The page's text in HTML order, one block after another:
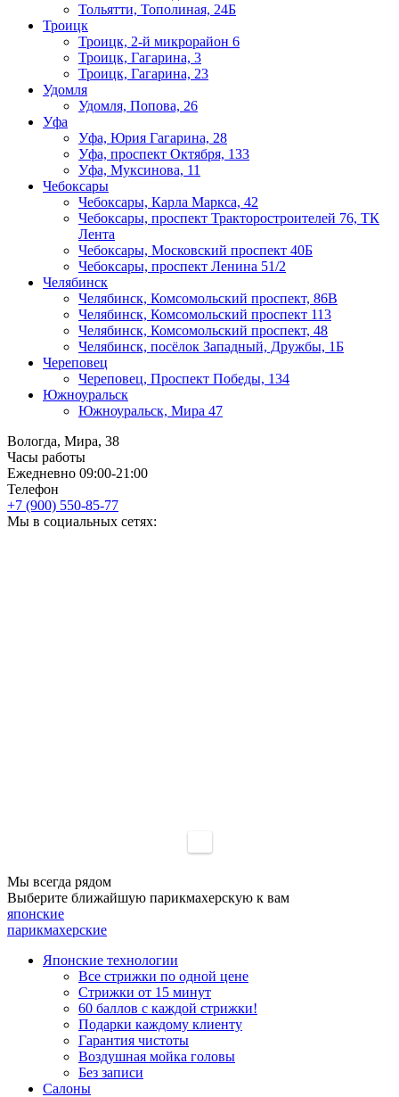
Тольятти, Тополиная, 24Б
Троицк
Троицк, 2-й микрорайон 6
Троицк, Гагарина, 3
Троицк, Гагарина, 23
Удомля
Удомля, Попова, 26
Уфа
Уфа, Юрия Гагарина, 28
Уфа, проспект Октября, 133
Уфа, Муксинова, 11
Чебоксары
Чебоксары, Карла Маркса, 42
Чебоксары, проспект Тракторостроителей 76, ТК
Лента
Чебоксары, Московский проспект 40Б
Чебоксары, ​проспект Ленина 51/2
Челябинск
Челябинск, Комсомольский проспект, 86В
Челябинск, Комсомольский проспект 113
Челябинск, Комсомольский проспект, 48
Челябинск, посёлок Западный, Дружбы, 1Б
Череповец
Череповец, Проспект Победы, 134
Южноуральск
Южноуральск, Мира 47
Вологда, Мира, 38
Часы работы
Ежедневно 09:00-21:00
Телефон
+7 (900) 550-85-77
Мы в социальных сетях:
Мы всегда рядом
Выберите ближайшую парикмахерскую к вам
японские
парикмахерские
Японские технологии
Все стрижки по одной цене
Стрижки от 15 минут
60 баллов с каждой стрижки!
Подарки каждому клиенту
Гарантия чистоты
Воздушная мойка головы
Без записи
Салоны